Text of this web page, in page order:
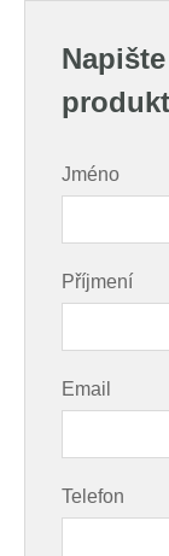
Jméno
Příjmení
Email
Telefon